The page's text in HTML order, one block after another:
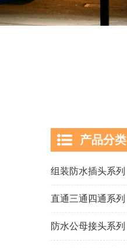
产品分类
组装防水插头系列
直通三通四通系列
防水公母接头系列